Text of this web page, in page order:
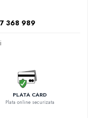
368 989
PLATA CARD
Plata online securizata